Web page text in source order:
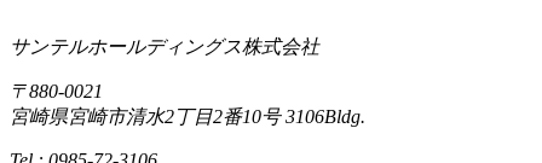
サンテルホールディングス株式会社
〒880-0021
宮崎県宮崎市清水2丁目2番10号 3106Bldg.